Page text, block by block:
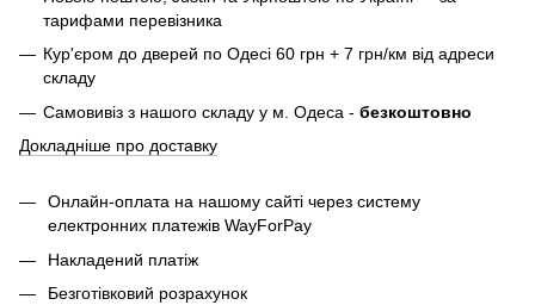
тарифами перевізника
Кур'єром до дверей по Одесі 60 грн + 7 грн/км від адреси
складу
Самовивіз з нашого складу у м. Одеса - безкоштовно
Докладніше про доставку
Онлайн-оплата на нашому сайті через систему
електронних платежів WayForPay
Накладений платіж
Безготівковий розрахунок